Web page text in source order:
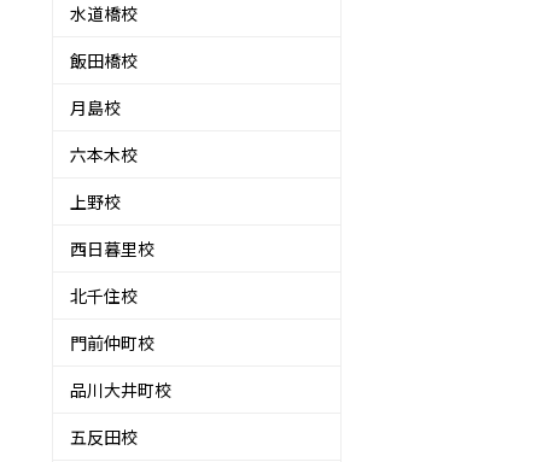
水道橋校
飯田橋校
月島校
六本木校
上野校
西日暮里校
北千住校
門前仲町校
品川大井町校
五反田校